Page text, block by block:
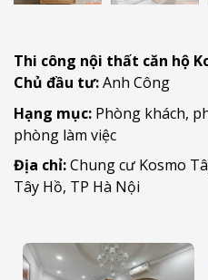
Thi công nội thất căn hộ
Chủ đầu tư:Anh Công
Hạng mục: Phòng khách,
phòng làm việc
Địa chỉ:Chung cư Kosmo
Tây Hồ, TP Hà Nội